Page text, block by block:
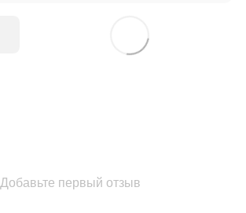
Добавьте первый отзыв